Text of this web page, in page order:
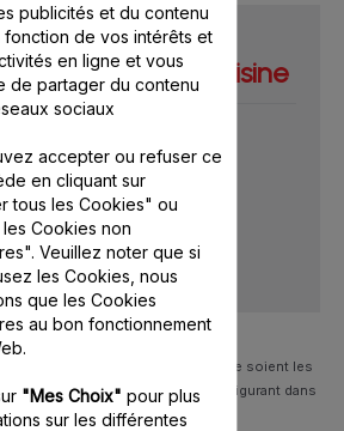
pièces
ustensiles de cuisine
Garantie herunterladen
des pays
les réponses à vos questions ?
?
de tous ses avantages, quels que soient les
de résidence, dans tous les pays figurant dans
ci-dessus.
publicités et du contenu
fonction de vos intérêts et
en ligne et vous
de partager du contenu
sociaux
accepter ou refuser ce
en cliquant sur
tous les Cookies" ou
Cookies non
Veuillez noter que si
les Cookies, nous
que les Cookies
au bon fonctionnement
"Mes Choix" pour plus
sur les différentes